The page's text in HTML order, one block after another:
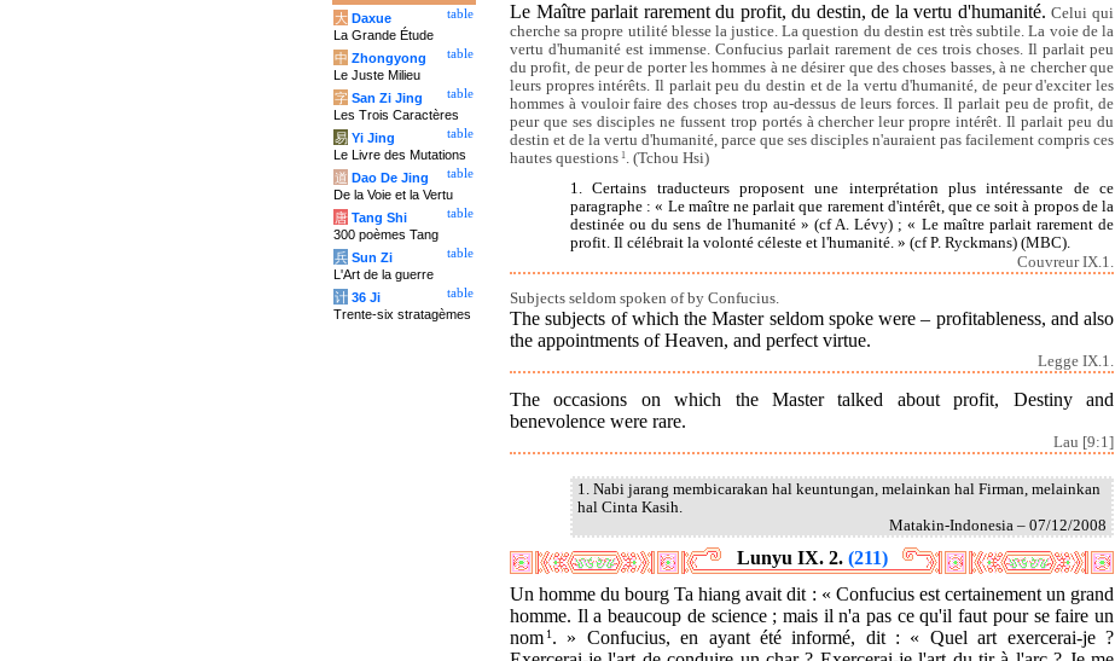
Le Maître parlait rarement du profit, du destin, de la vertu d'humanité.Celui qui
cherche sa propre utilité blesse la justice. La question du destin est très subtile. La voie de la
vertu d'humanité est immense. Confucius parlait rarement de ces trois choses. Il parlait peu
du profit, de peur de porter les hommes à ne désirer que des choses basses, à ne chercher que
leurs propres intérêts. Il parlait peu du destin et de la vertu d'humanité, de peur d'exciter les
hommes à vouloir faire des choses trop au-dessus de leurs forces. Il parlait peu de profit, de
peur que ses disciples ne fussent trop portés à chercher leur propre intérêt. Il parlait peu du
destin et de la vertu d'humanité, parce que ses disciples n'auraient pas facilement compris ces
hautes questions 1. (Tchou Hsi)
1. Certains traducteurs proposent une interprétation plus intéressante de ce
paragraphe : « Le maître ne parlait que rarement d'intérêt, que ce soit à propos de la
destinée ou du sens de l'humanité » (cf A. Lévy) ; « Le maître parlait rarement de
profit. Il célébrait la volonté céleste et l'humanité. » (cf P. Ryckmans) (MBC).
Couvreur IX.1.
Subjects seldom spoken of by Confucius.
The subjects of which the Master seldom spoke were – profitableness, and also
the appointments of Heaven, and perfect virtue.
Legge IX.1.
The occasions on which the Master talked about profit, Destiny and
benevolence were rare.
Lau [9:1]
1. Nabi jarang membicarakan hal keuntungan, melainkan hal Firman, melainkan
hal Cinta Kasih.
Matakin-Indonesia – 07/12/2008
Lunyu IX. 2. (211)
Un homme du bourg Ta hiang avait dit : « Confucius est certainement un grand
homme. Il a beaucoup de science ; mais il n'a pas ce qu'il faut pour se faire un
nom 1 . » Confucius, en ayant été informé, dit : « Quel art exercerai-je ?
table
大 Daxue
La Grande Étude
table
中 Zhongyong
Le Juste Milieu
table
字 San Zi Jing
Les Trois Caractères
table
易 Yi Jing
Le Livre des Mutations
table
道 Dao De Jing
De la Voie et la Vertu
table
唐 Tang Shi
300 poèmes Tang
table
兵 Sun Zi
L'Art de la guerre
table
计 36 Ji
Trente-six stratagèmes